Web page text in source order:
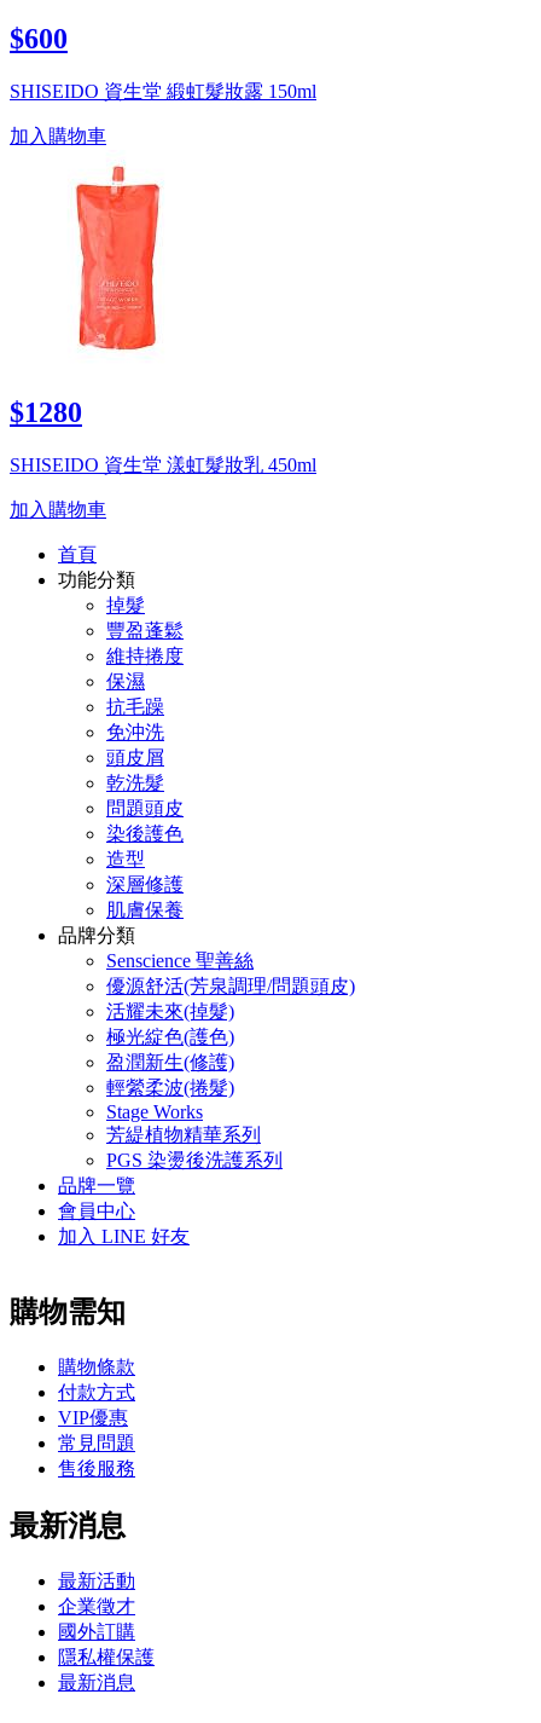
$600
SHISEIDO 資生堂 緞虹髮妝露 150ml
加入購物車
$1280
SHISEIDO 資生堂 漾虹髮妝乳 450ml
加入購物車
首頁
功能分類
掉髮
豐盈蓬鬆
維持捲度
保濕
抗毛躁
免沖洗
頭皮屑
乾洗髮
問題頭皮
染後護色
造型
深層修護
肌膚保養
品牌分類
Senscience 聖善絲
優源舒活(芳泉調理/問題頭皮)
活耀未來(掉髮)
極光綻色(護色)
盈潤新生(修護)
輕縈柔波(捲髮)
Stage Works
芳緹植物精華系列
PGS 染燙後洗護系列
品牌一覽
會員中心
加入 LINE 好友
購物需知
購物條款
付款方式
VIP優惠
常見問題
售後服務
最新消息
最新活動
企業徵才
國外訂購
隱私權保護
最新消息